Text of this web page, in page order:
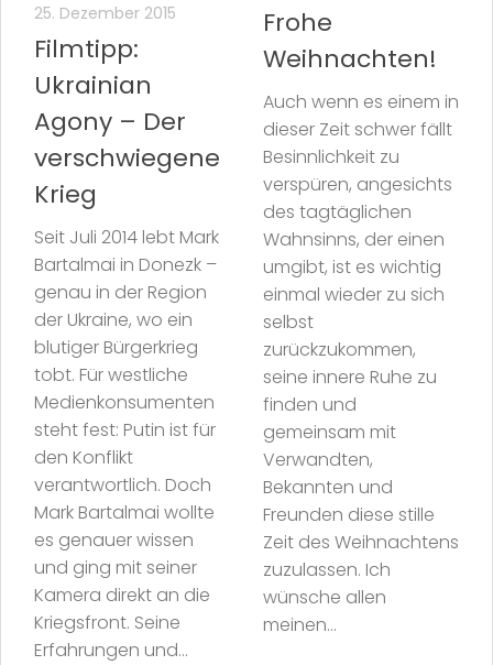
25. Dezember 2015
Filmtipp:
Ukrainian
Agony – Der
verschwiegene
Krieg
Seit Juli 2014 lebt Mark
Bartalmai in Donezk –
genau in der Region
der Ukraine, wo ein
blutiger Bürgerkrieg
tobt. Für westliche
Medienkonsumenten
steht fest: Putin ist für
den Konflikt
verantwortlich. Doch
Mark Bartalmai wollte
es genauer wissen
und ging mit seiner
Kamera direkt an die
Kriegsfront. Seine
Erfahrungen und...
Frohe
Weihnachten!
Auch wenn es einem in
dieser Zeit schwer fällt
Besinnlichkeit zu
verspüren, angesichts
des tagtäglichen
Wahnsinns, der einen
umgibt, ist es wichtig
einmal wieder zu sich
selbst
zurückzukommen,
seine innere Ruhe zu
finden und
gemeinsam mit
Verwandten,
Bekannten und
Freunden diese stille
Zeit des Weihnachtens
zuzulassen. Ich
wünsche allen
meinen...